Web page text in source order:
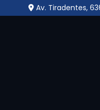
Av. Tiradentes,